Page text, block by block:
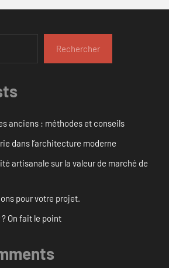
Rechercher
anciens : méthodes et conseils
dans l’architecture moderne
artisanale sur la valeur de marché de
pour votre projet.
On fait le point